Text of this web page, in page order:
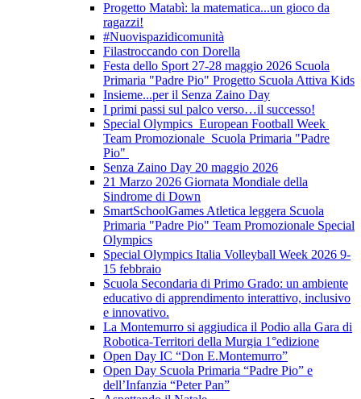
Progetto Matabì: la matematica...un gioco da
ragazzi!
#Nuovispazidicomunità
Filastroccando con Dorella
Festa dello Sport 27-28 maggio 2026 Scuola
Primaria "Padre Pio" Progetto Scuola Attiva Kids
Insieme...per il Senza Zaino Day
I primi passi sul palco verso…il successo!
Special Olympics European Football Week
Team Promozionale Scuola Primaria "Padre
Pio"
Senza Zaino Day 20 maggio 2026
21 Marzo 2026 Giornata Mondiale della
Sindrome di Down
SmartSchoolGames Atletica leggera Scuola
Primaria "Padre Pio" Team Promozionale Special
Olympics
Special Olympics Italia Volleyball Week 2026 9-
15 febbraio
Scuola Secondaria di Primo Grado: un ambiente
educativo di apprendimento interattivo, inclusivo
e innovativo.
La Montemurro si aggiudica il Podio alla Gara di
Robotica-Territori della Murgia 1°edizione
Open Day IC “Don E.Montemurro”
Open Day Scuola Primaria “Padre Pio” e
dell’Infanzia “Peter Pan”